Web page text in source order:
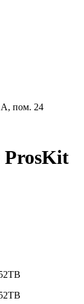
А, пом. 24
ProsKit